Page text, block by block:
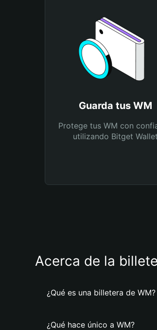
Guarda tus WM
Protege tus WM con
utilizando Bitget Wallet
Acerca de la
¿Qué es una billetera de WM?
¿Qué hace único a WM?